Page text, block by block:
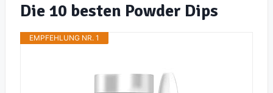
Die 10 besten Powder Dips
EMPFEHLUNG NR. 1